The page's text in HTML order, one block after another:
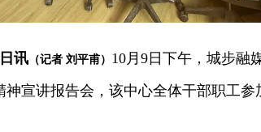
讯 （记者 刘平甫） 10月9日下午，城步融
宣讲报告会，该中心全体干部职工参